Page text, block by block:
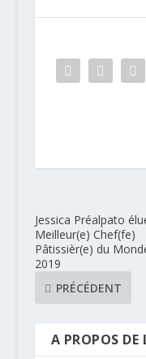
Jessica Préalpato
Meilleur(e) Chef(fe)
Pâtissièr(e) du
2019
PRÉCÉDENT
A PROPOS DE